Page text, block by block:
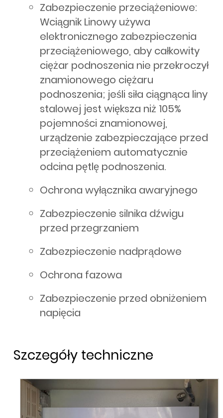
Zabezpieczenie przeciążeniowe:
Wciągnik Linowy używa
elektronicznego zabezpieczenia
przeciążeniowego, aby całkowity
ciężar podnoszenia nie przekroczył
znamionowego ciężaru
podnoszenia; jeśli siła ciągnąca liny
stalowej jest większa niż 105%
pojemności znamionowej,
urządzenie zabezpieczające przed
przeciążeniem automatycznie
odcina pętlę podnoszenia.
Ochrona wyłącznika awaryjnego
Zabezpieczenie silnika dźwigu
przed przegrzaniem
Zabezpieczenie nadprądowe
Ochrona fazowa
Zabezpieczenie przed obniżeniem
napięcia
Szczegóły techniczne